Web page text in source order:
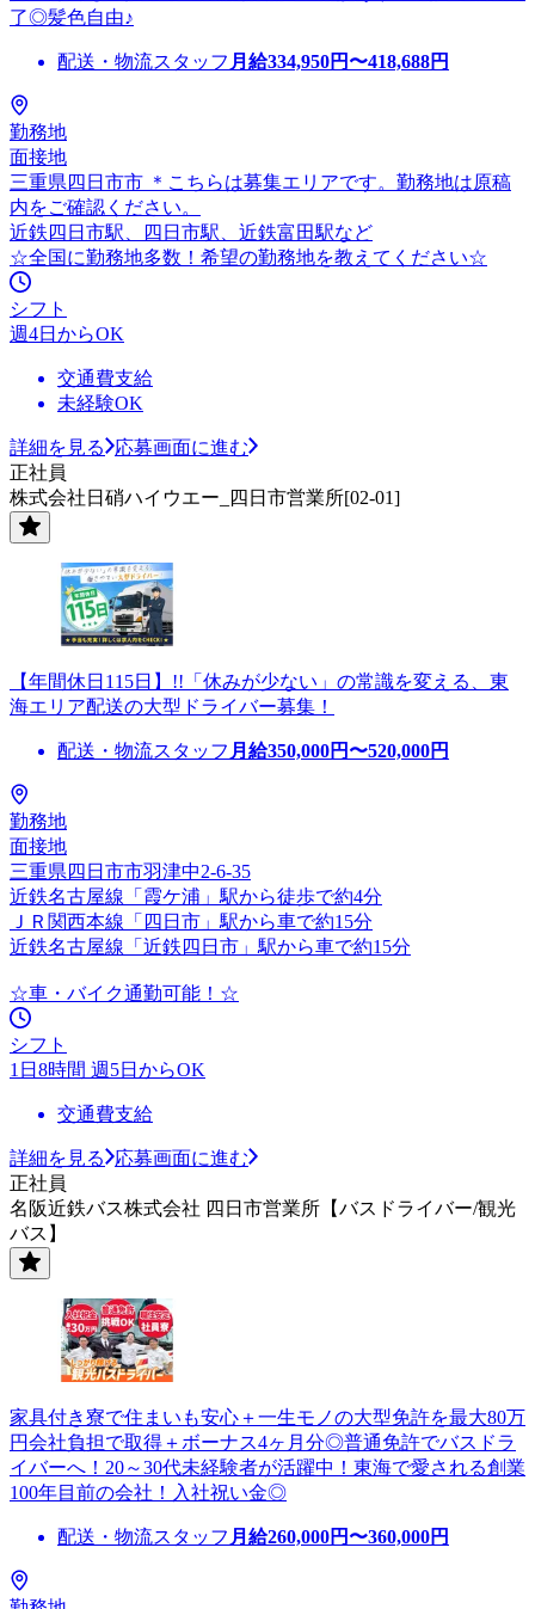
了◎髪色自由♪
配送・物流スタッフ 月給334,950円〜418,688円
勤務地
面接地
三重県四日市市 ＊こちらは募集エリアです。勤務地は原稿
内をご確認ください。
近鉄四日市駅、四日市駅、近鉄富田駅など
☆全国に勤務地多数！希望の勤務地を教えてください☆
シフト
週4日からOK
交通費支給
未経験OK
詳細を見る
応募画面に進む
正社員
株式会社日硝ハイウエー_四日市営業所[02-01]
【年間休日115日】!!「休みが少ない」の常識を変える、東
海エリア配送の大型ドライバー募集！
配送・物流スタッフ 月給350,000円〜520,000円
勤務地
面接地
三重県四日市市羽津中2-6-35
近鉄名古屋線「霞ケ浦」駅から徒歩で約4分
ＪＲ関西本線「四日市」駅から車で約15分
近鉄名古屋線「近鉄四日市」駅から車で約15分
☆車・バイク通勤可能！☆
シフト
1日8時間 週5日からOK
交通費支給
詳細を見る
応募画面に進む
正社員
名阪近鉄バス株式会社 四日市営業所【バスドライバー/観光
バス】
家具付き寮で住まいも安心＋一生モノの大型免許を最大80万
円会社負担で取得＋ボーナス4ヶ月分◎普通免許でバスドラ
イバーへ！20～30代未経験者が活躍中！東海で愛される創業
100年目前の会社！入社祝い金◎
配送・物流スタッフ 月給260,000円〜360,000円